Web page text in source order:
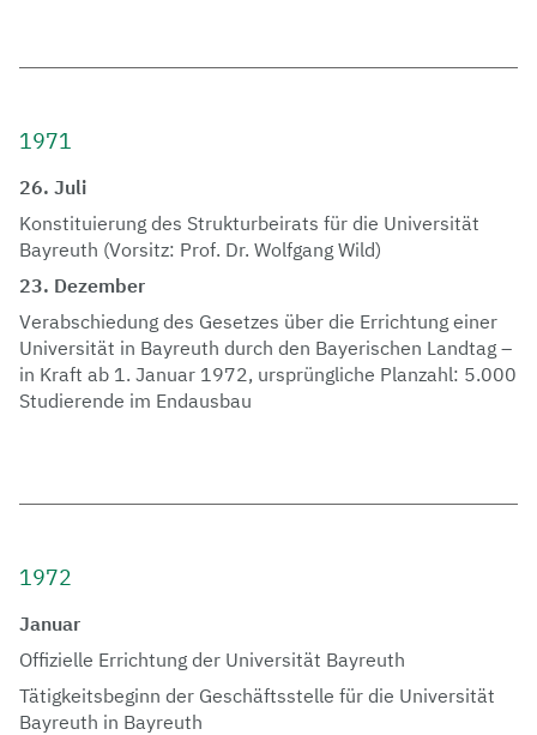
1971
26. Juli
Konstituierung des Strukturbeirats für die Universität
Bayreuth (Vorsitz: Prof. Dr. Wolfgang Wild)
23. Dezember
Verabschiedung des Gesetzes über die Errichtung einer
Universität in Bayreuth durch den Bayerischen Landtag –
in Kraft ab 1. Januar 1972, ursprüngliche Planzahl: 5.000
Studierende im Endausbau
1972
Januar
Offizielle Errichtung der Universität Bayreuth
Tätigkeitsbeginn der Geschäftsstelle für die Universität
Bayreuth in Bayreuth